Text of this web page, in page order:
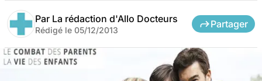
Par La rédaction d'Allo Docteurs
Rédigé le 05/12/2013
Partager